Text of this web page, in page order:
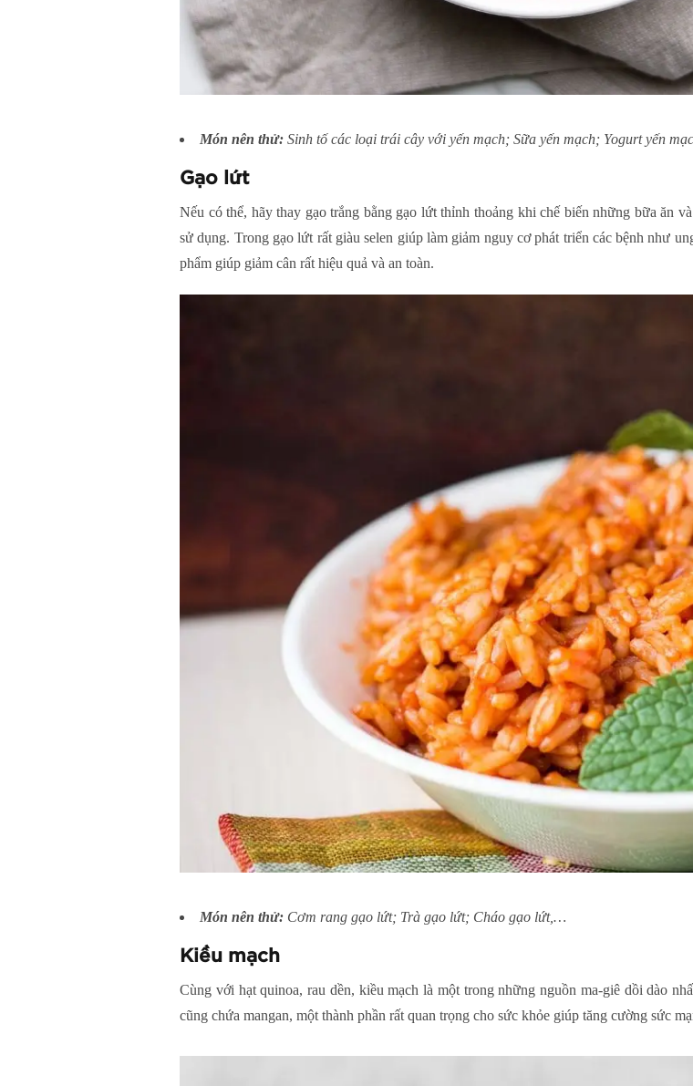
Món nên thử: Sinh tố các loại trái cây với yến mạch; Sữa yến mạch; Yogurt yến
Gạo lứt
Nếu có thể, hãy thay gạo trắng bằng gạo lứt thỉnh thoảng khi chế biến những bữa ăn
sử dụng. Trong gạo lứt rất giàu selen giúp làm giảm nguy cơ phát triển các bệnh như
phẩm giúp giảm cân rất hiệu quả và an toàn.
Món nên thử: Cơm rang gạo lứt; Trà gạo lứt; Cháo gạo lứt,…
Kiều mạch
Cùng với hạt quinoa, rau dền, kiều mạch là một trong những nguồn ma-giê dồi dào
cũng chứa mangan, một thành phần rất quan trọng cho sức khỏe giúp tăng cường sức